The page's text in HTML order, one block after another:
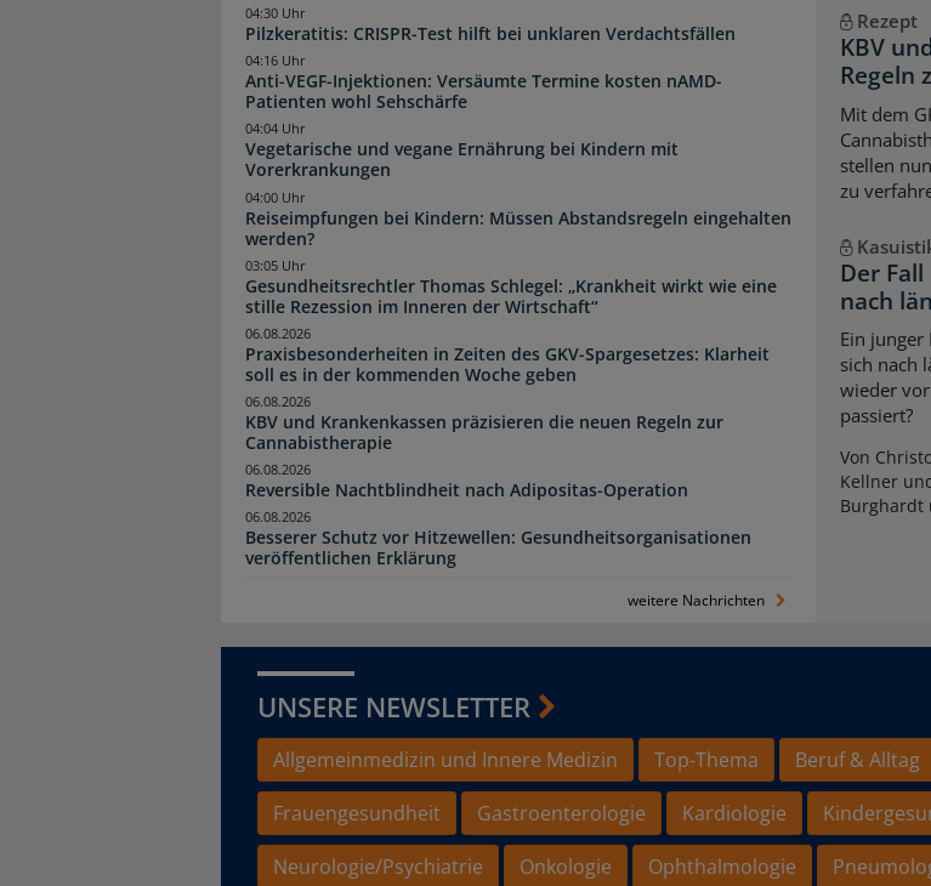
Pilzkeratitis: CRISPR-Test hilft bei unklaren Verdachtsfällen
04:30 Uhr
Anti-VEGF-Injektionen: Versäumte Termine kosten nAMD-
Patienten wohl Sehschärfe
04:16 Uhr
Vegetarische und vegane Ernährung bei Kindern mit
Vorerkrankungen
04:04 Uhr
Reiseimpfungen bei Kindern: Müssen Abstandsregeln eingehalten
werden?
04:00 Uhr
Gesundheitsrechtler Thomas Schlegel: „Krankheit wirkt wie eine
stille Rezession im Inneren der Wirtschaft“
03:05 Uhr
Praxisbesonderheiten in Zeiten des GKV-Spargesetzes: Klarheit
soll es in der kommenden Woche geben
06.08.2026
KBV und Krankenkassen präzisieren die neuen Regeln zur
Cannabistherapie
06.08.2026
Reversible Nachtblindheit nach Adipositas-Operation
06.08.2026
Besserer Schutz vor Hitzewellen: Gesundheitsorganisationen
veröffentlichen Erklärung
06.08.2026
weitere Nachrichten
Rezept
KBV
Regeln
Mit dem
stellen
zu
Der
nach
Ein
sich nach
wieder
passiert?
Von
Kellner
Burghardt
UNSERE NEWSLETTER
Allgemeinmedizin und Innere Medizin Top-Thema Beruf & Alltag
Frauengesundheit
Gastroenterologie Kardiologie
Neurologie/Psychiatrie
Onkologie Ophthalmologie